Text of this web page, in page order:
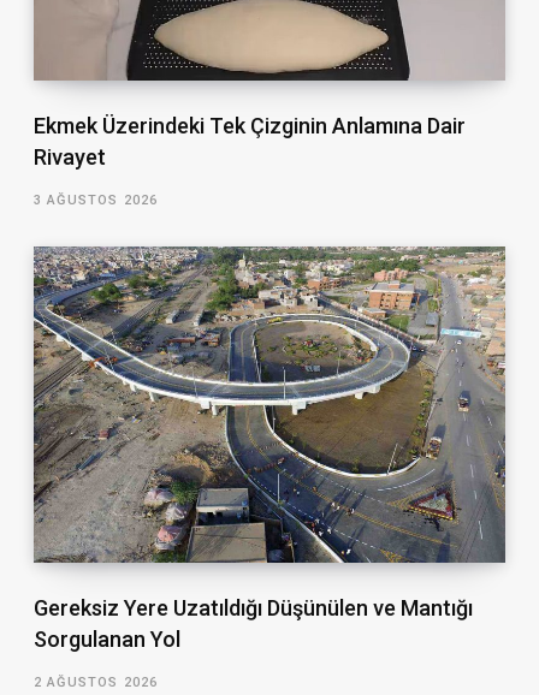
Ekmek Üzerindeki Tek Çizginin Anlamına Dair
Rivayet
3 AĞUSTOS 2026
Gereksiz Yere Uzatıldığı Düşünülen ve Mantığı
Sorgulanan Yol
2 AĞUSTOS 2026